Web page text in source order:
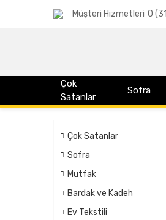
Müşteri Hizmetleri 0
Çok
Satanlar
Sofra
Çok Satanlar
Sofra
Mutfak
Bardak ve Kadeh
Ev Tekstili